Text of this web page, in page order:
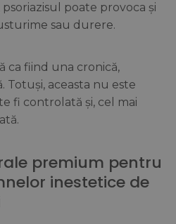
poate provoca și
sau durere.
ca fiind una cronică,
Totuși, aceasta nu este
fi controlată și, cel mai
premium pentru
inestetice de